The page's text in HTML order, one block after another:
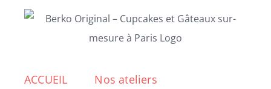
Passer
ACCUEIL Nos ateliers